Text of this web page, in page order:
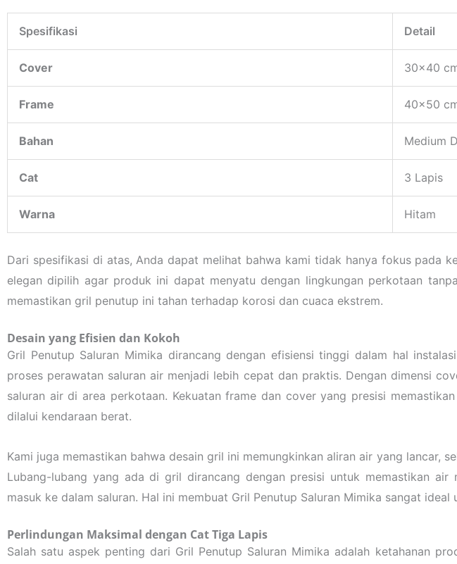
Spesifikasi Detail
Cover 30×40
Frame 40×50
Bahan Medium
Cat 3 Lapis
Warna Hitam
Dari spesifikasi di atas, Anda dapat melihat bahwa kami tidak hanya fokus pada
elegan dipilih agar produk ini dapat menyatu dengan lingkungan perkotaan
memastikan gril penutup ini tahan terhadap korosi dan cuaca ekstrem.
Desain yang Efisien dan Kokoh
Gril Penutup Saluran Mimika dirancang dengan efisiensi tinggi dalam hal
proses perawatan saluran air menjadi lebih cepat dan praktis. Dengan dimensi
saluran air di area perkotaan. Kekuatan frame dan cover yang presisi
dilalui kendaraan berat.
Kami juga memastikan bahwa desain gril ini memungkinkan aliran air yang lancar,
Lubang-lubang yang ada di gril dirancang dengan presisi untuk memastikan
masuk ke dalam saluran. Hal ini membuat Gril Penutup Saluran Mimika sangat
Perlindungan Maksimal dengan Cat Tiga Lapis
Salah satu aspek penting dari Gril Penutup Saluran Mimika adalah ketahanan